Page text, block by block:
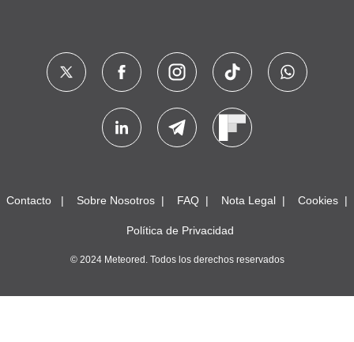
Contacto Sobre Nosotros FAQ Nota Legal Cookies
Política de Privacidad
© 2024 Meteored. Todos los derechos reservados